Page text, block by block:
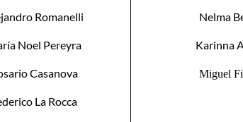
Romanelli
Noel Pereyra
Casanova
La Rocca
Nelma
Karinna
Miguel